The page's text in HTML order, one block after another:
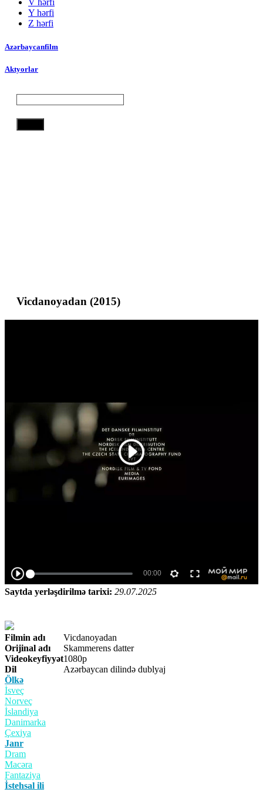
V hərfi
Y hərfi
Z hərfi
Azərbaycanfilm
Aktyorlar
Vicdanoyadan (2015)
Saytda yerləşdirilmə tarixi: 29.07.2025
Filmin adı
Vicdanoyadan
Orijinal adı
Skammerens datter​
Videokeyfiyyət1080p
Dil
Azərbaycan dilində dublyaj
Ölkə
İsveç
Norveç
İslandiya
Danimarka
Çexiya
Janr
Dram
Macəra
Fantaziya
İstehsal ili